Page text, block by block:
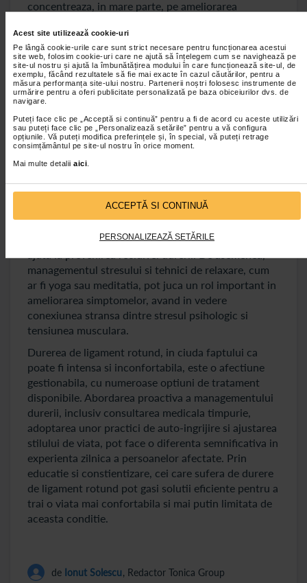
Acest site utilizează cookie-uri
Pe lângă cookie-urile care sunt strict necesare pentru funcționarea acestui
site web, folosim cookie-uri care ne ajută să înțelegem cum se navighează pe
site-ul nostru și ajută la îmbunătățirea modului în care funcționează site-ul, de
exemplu, făcând rezultatele să fie mai exacte în cazul căutărilor, pentru a
măsura performanța site-ului nostru. Partenerii noștri folosesc instrumente de
urmărire pentru a oferi publicitate personalizată pe baza obiceiurilor dvs. de
navigare.
Puteți face clic pe „Acceptă si continuă” pentru a fi de acord cu aceste utilizări
sau puteți face clic pe „Personalizează setările” pentru a vă configura
opțiunile. Vă puteți modifica preferințele și, în special, vă puteți retrage
consimțământul pe site-ul nostru în orice moment.
Mai multe detalii aici
ACCEPTĂ SI CONTINUĂ
PERSONALIZEAZĂ SETĂRILE
concentreaza, in mare parte, pe ameliorarea
de caldura locala, exercitii de intindere usoare si
utilizarea de suporturi abdominale. Pentru durerea
mai intensa, medicamentele antiinflamatorii
nesteroidiene (AINS) pot fi recomandate, cu conditia
ca acestea sa fie considerate sigure pentru pacient.
masajul, pot fi de ajutor pentru unele persoane. Este
important ca orice plan de tratament sa fie discutat
In ceea ce priveste tratamentul, pe langa masurile
mentionate, terapia fizica poate fi o optiune
valoroasa pentru imbunatatirea flexibilitatii si a
fortei musculare in zona pelviana, ceea ce poate
ajuta la prevenirea recidivei durerii. De asemenea,
managementul stresului si tehnici de relaxare, cum
ar fi yoga sau meditatia, pot juca un rol important in
ameliorarea simptomelor, avand in vedere
conexiunea stransa dintre stresul psihologic si
tensiunea musculara.
Durerea de ligament rotund, in ciuda faptului ca
poate fi intensa si inconfortabila, este o afectiune
gestionabila, cu numeroase optiuni de tratament
disponibile. Abordarea proactiva a managementului
durerii, inclusiv consultarea medicala timpurie,
adoptarea unor practici de auto-ingrijire si ajustarea
stilului de viata, pot face o diferenta semnificativa in
experienta zilnica a persoanelor afectate. Prin
educatie si constientizare, cei care sufera de durere
de ligament rotund pot gasi solutii eficiente pentru a
trai o viata mai confortabila si mai putin limitata de
aceasta conditie.
de Ionut Solescu, Redactor Tonica Group